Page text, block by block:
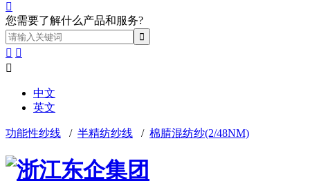

您需要了解什么产品和服务?
 

中文
英文
功能性纱线 / 半精纺纱线 / 棉腈混纺纱(2/48NM)